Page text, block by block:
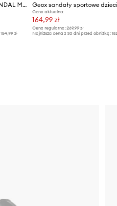
Geox sandały dziecięce SANDAL MULTY
154,99 zł
Cena aktualna:
164,99 zł
Cena regularna:269,99 zł
Najniższa cena z 30 dni przed obniżką: